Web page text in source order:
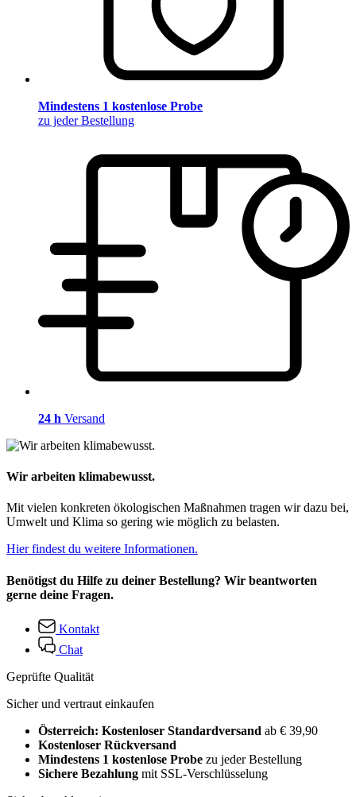
Mindestens 1 kostenlose Probe
zu jeder Bestellung
24 h Versand
Wir arbeiten klimabewusst.
Mit vielen konkreten ökologischen Maßnahmen tragen wir dazu bei,
Umwelt und Klima so gering wie möglich zu belasten.
Hier findest du weitere Informationen.
Benötigst du Hilfe zu deiner Bestellung? Wir beantworten
gerne deine Fragen.
Kontakt
Chat
Geprüfte Qualität
Sicher und vertraut einkaufen
Österreich: Kostenloser Standardversand ab € 39,90
Kostenloser Rückversand
Mindestens 1 kostenlose Probe zu jeder Bestellung
Sichere Bezahlung mit SSL-Verschlüsselung